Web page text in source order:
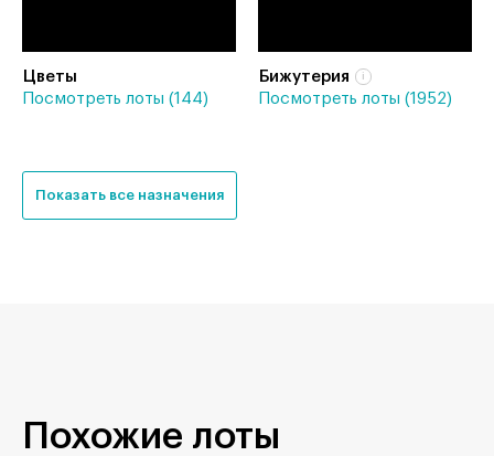
Цветы
Посмотреть лоты (144)
Бижутерия
Посмотреть лоты (1952)
Показать все назначения
Похожие лоты